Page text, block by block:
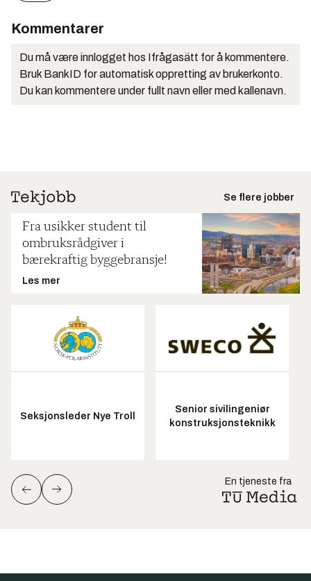
Kommentarer
Du må være innlogget hos Ifrågasätt for å kommentere.
Bruk BankID for automatisk oppretting av brukerkonto.
Du kan kommentere under fullt navn eller med kallenavn.
Se flere jobber
Fra usikker student til
ombruksrådgiver i
bærekraftig byggebransje!
Les mer
Seksjonsleder Nye Troll
Senior sivilingeniør
konstruksjonsteknikk
En tjeneste fra